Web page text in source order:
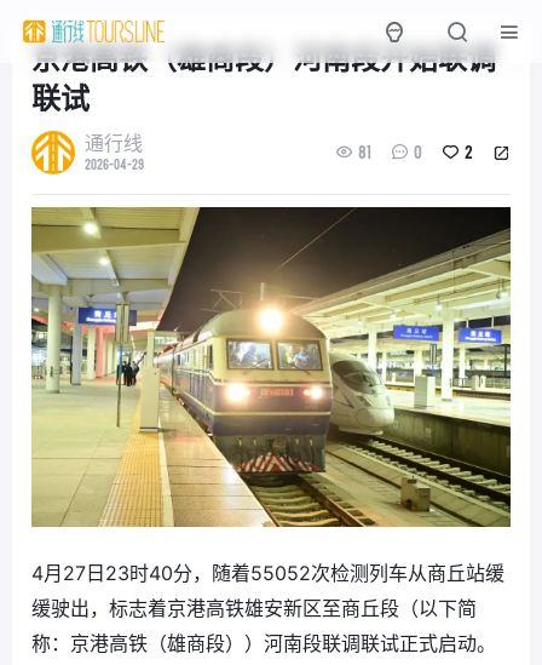
京港高铁（雄商段）河南段开始联调
联试
通行线
2026-04-29
81 0 2
4月27日23时40分，随着55052次检测列车从商丘站缓
缓驶出，标志着京港高铁雄安新区至商丘段（以下简
称：京港高铁（雄商段））河南段联调联试正式启动。